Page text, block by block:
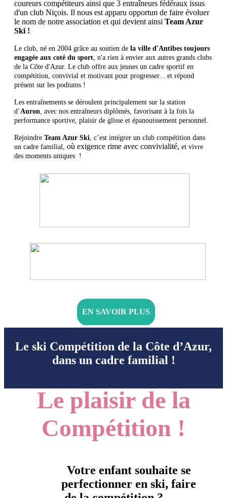
coureurs compétiteurs ainsi que 3 entraîneurs fédéraux issus
d'un club Niçois. Il nous est apparu opportun de faire évoluer
le nom de notre association et qui devient ainsi Team Azur
Ski !
Le club, né en 2004 grâce au soutien de la ville d'Antibes toujours
engagée aux coté du sport , n'a rien à envier aux autres grands clubs
de la Côte d'Azur. Le club offre aux jeunes un cadre sportif en
compétition, convivial et motivant pour progresser... et répond
présent sur les podiums !
Les entraînements se déroulent principalement sur la station
d’Auron , avec nos entraîneurs diplômés, favorisant à la fois la
performance sportive, plaisir de glisse et épanouissement personnel.
Rejoindre Team Azur Ski , c’est intégrer un club compétition dans
un cadre familial, où exigence rime avec convivialité, et vivre
des moments uniques !
EN SAVOIR PLUS
Le ski Compétition de la Côte d’Azur,
dans un cadre familial !
Le plaisir de la
Compétition !
Votre enfant souhaite se
perfectionner en ski, faire